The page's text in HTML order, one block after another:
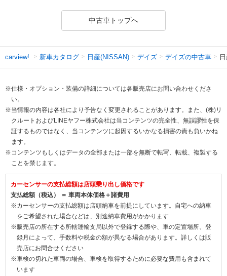
中古車トップへ
carview! 新車カタログ 日産(NISSAN) デイズ デイズの中古車
※仕様・オプション・装備の詳細については各販売店にお問い合わせくださ
い。
※当情報の内容は各社により予告なく変更されることがあります。また、(株)リ
クルートおよびLINEヤフー株式会社は当コンテンツの完全性、無誤謬性を保
証するものではなく、当コンテンツに起因するいかなる損害の責も負いかね
ます。
※コンテンツもしくはデータの全部または一部を無断で転写、転載、複製する
ことを禁じます。
カーセンサーの支払総額は店頭乗り出し価格です
支払総額（税込） ＝ 車両本体価格＋諸費用
※カーセンサーの支払総額は店頭納車を前提にしています。自宅への納車
をご希望された場合などは、別途納車費用がかかります
※販売店の所在する所轄運輸支局以外で登録する際や、車の定置場所、登
録月によって、手数料や税金の額が異なる場合があります。詳しくは販
売店にお問合せください
※車検の切れた車両の場合、車検を取得するために必要な費用も含まれて
います